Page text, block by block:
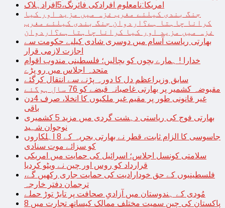
امریکا:نامعلوم افرادکی فائرنگ،5افرادہلاک
جنگ بندی کیلئے مغرب غزہ میں مزید اور کیا
کرانا چاہتا ہے؟اردوان جنگ بندی کیلئے مغرب
غزہ میں مزید اور کیا کرانا چاہتا ہے؟اردوان
بھارتی ریاست آسام میں دوسری شادی کیلیے حکومت سے
اجازت لازمی قرار
خدارا ! ہمارے بچوں کو بچالیں؛ فلسطینی مندوب اقوام
متحدہ اجلاس میں رو پڑے
سابق وزیراعظم دل کا دورہ پڑنے سے انتقال کرگئے
مقبوضہ کشمیر پر بھارتی غاصبانہ قبضے کو 76 سال ہوگئے
غیر قانونی طور پر مقیم غیر ملکیوں کا انخلا، صرف 4دن
باقی
بھارتی فوج کی ریاستی دہشت گردی میں مزید 5 کشمیری
نوجوان شہید
جاسوسی کا الزام ثابت، قطر نے بھارتی بحریہ کے 8 اہلکاروں
کو سزائے موت سنادی
سلامتی کونسل اجلاس؛ اسرائیل کی حمایت میں امریکی
قرارداد کو روس اور چین نے ویٹو کردیا
فلسطینیوں کے حق خودارادیت کی حمایت جاری رکھیں گے،
ترجمان دفتر خارجہ
مُودی کے ہندوستان میں آزادیِ صحافت پر تابڑ توڑ حملے
پاکستان کی چین سمیت مختلف ممالک کیساتھ تجارت میں 8